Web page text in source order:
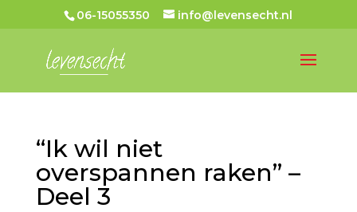
06-15055350 info@levensecht.nl
“Ik wil niet
overspannen raken” –
Deel 3